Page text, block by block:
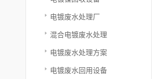
电镀废水处理厂
混合电镀废水处理
电镀废水处理方案
电镀废水回用设备